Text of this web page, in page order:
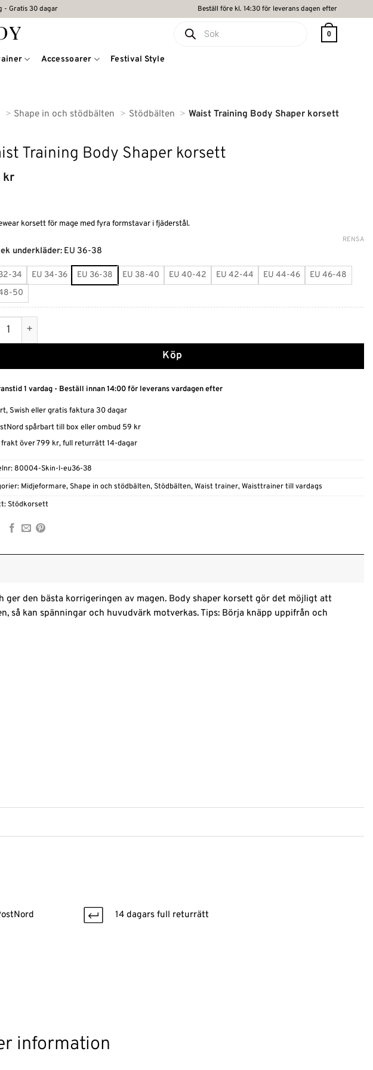
- Gratis 30 dagar Beställ före kl. 14:30 för leverans dagen efter
0
Accessoarer Festival Style
Shape in och stödbälten Stödbälten Waist Training Body Shaper korsett
Training Body Shaper korsett
kr
korsett för mage med fyra formstavar i fjäderstål.
underkläder: EU 36-38
34 EU 34-36 EU 36-38 EU 38-40 EU 40-42 EU 42-44 EU 44-46
EU 46-48
50
RENSA
Training Body Shaper korsett mängd
Köp
1 vardag - Beställ innan 14:00 för leverans vardagen efter
Swish eller gratis faktura 30 dagar
spårbart till box eller ombud 59 kr
frakt över 799 kr, full returrätt 14-dagar
80004-Skin-l-eu36-38
Midjeformare, Shape in och stödbälten, Stödbälten,Waist trainer,Waisttrainer till vardags
Stödkorsett
den bästa korrigeringen av magen. Body shaper korsett gör det möjligt att
så kan spänningar och huvudvärk motverkas. Tips: Börja knäpp uppifrån och
14 dagars full returrätt
information